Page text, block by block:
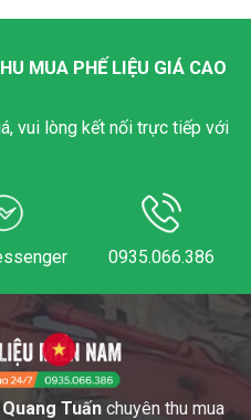
MUA PHẾ LIỆU GIÁ CAO
vui lòng kết nối trực tiếp với
0935.066.386
Tuấn chuyên thu mua